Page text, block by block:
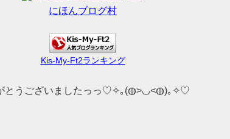
にほんブログ村
Kis-My-Ft2ランキング
とうございましたっっ♡✧｡(◍>◡<◍)｡✧♡